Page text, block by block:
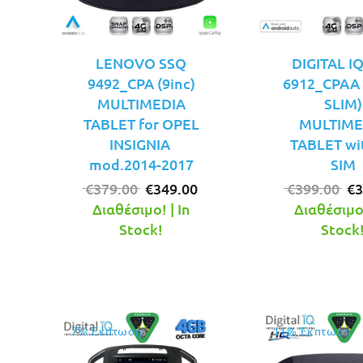
LENOVO SSQ
9492_CPA (9inc)
MULTIMEDIA
TABLET for OPEL
INSIGNIA
mod.2014-2017
€379.00 Original
price
was:
€349.00
Διαθέσιμο! | In
Stock!
DIGITAL
SLIM)
TABLET
SIM
€399.00 €
7% Έκπτωση 11% Έκπτωση